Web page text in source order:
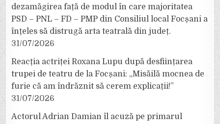
dezamăgirea față de modul în care majoritatea
PSD – PNL – FD – PMP din Consiliul local Focșani a
înțeles să distrugă arta teatrală din județ.
31/07/2026
Reacția actriței Roxana Lupu după desființarea
trupei de teatru de la Focșani: „Misăilă mocnea de
furie că am îndrăznit să cerem explicații!”
31/07/2026
Actorul Adrian Damian îl acuză pe primarul